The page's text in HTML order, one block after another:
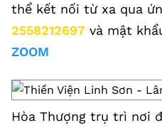
thể kết nối từ xa qua
2558212697 và mật
ZOOM
Hòa Thượng trụ trì nơi